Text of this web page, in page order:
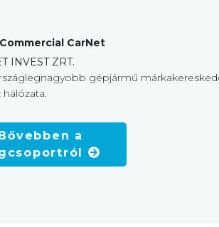
CarNet
INVEST ZRT.
gépjármű
hálózata.
a